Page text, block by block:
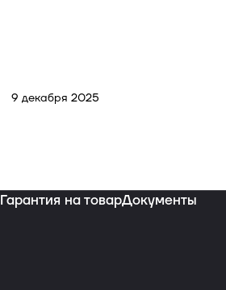
9 декабря 2025
Гарантия на товарДокументы